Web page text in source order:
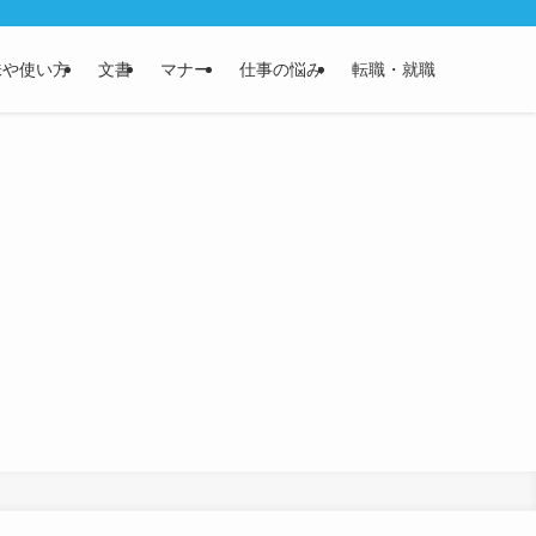
使い方 文書 マナー 仕事の悩み 転職・就職